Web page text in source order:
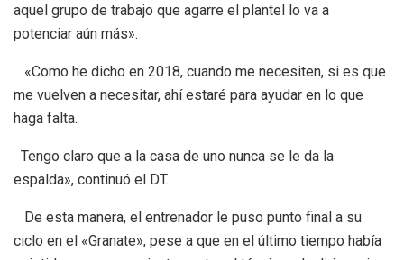
aquel grupo de trabajo que agarre el plantel lo va a
potenciar aún más».
«Como he dicho en 2018, cuando me necesiten, si es que
me vuelven a necesitar, ahí estaré para ayudar en lo que
haga falta.
Tengo claro que a la casa de uno nunca se le da la
espalda», continuó el DT.
De esta manera, el entrenador le puso punto final a su
ciclo en el «Granate», pese a que en el último tiempo había